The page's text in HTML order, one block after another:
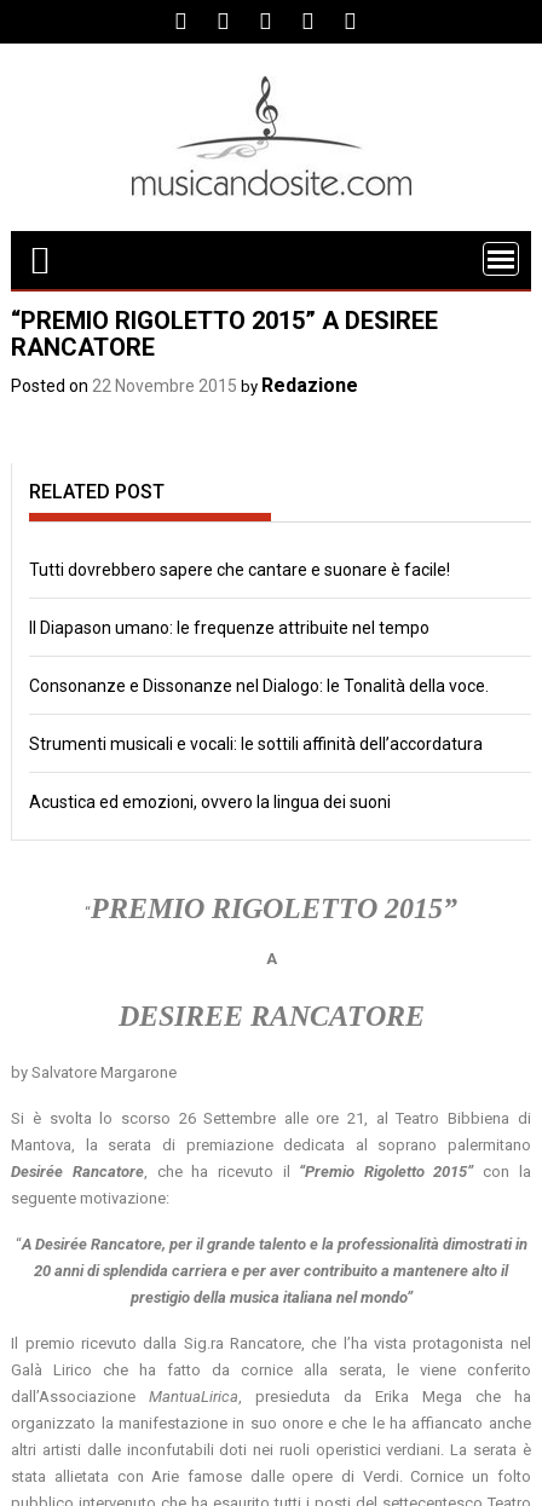
“PREMIO RIGOLETTO 2015” A DESIREE
RANCATORE
Posted on 22 Novembre 2015 by Redazione
RELATED POST
Tutti dovrebbero sapere che cantare e suonare è facile!
Il Diapason umano: le frequenze attribuite nel tempo
Consonanze e Dissonanze nel Dialogo: le Tonalità della voce.
Strumenti musicali e vocali: le sottili affinità dell’accordatura
Acustica ed emozioni, ovvero la lingua dei suoni
“PREMIO RIGOLETTO 2015”
A
DESIREE RANCATORE
by Salvatore Margarone
Si è svolta lo scorso 26 Settembre alle ore 21, al Teatro Bibbiena di
Mantova, la serata di premiazione dedicata al soprano palermitano
Desirée Rancatore, che ha ricevuto il “Premio Rigoletto 2015”con la
seguente motivazione:
“A Desirée Rancatore, per il grande talento e la professionalità dimostrati in
20 anni di splendida carriera e per aver contribuito a mantenere alto il
prestigio della musica italiana nel mondo”
Il premio ricevuto dalla Sig.ra Rancatore, che l’ha vista protagonista nel
Galà Lirico che ha fatto da cornice alla serata, le viene conferito
dall’AssociazioneMantuaLirica, presieduta da Erika Mega che ha
organizzato la manifestazione in suo onore e che le ha affiancato anche
altri artisti dalle inconfutabili doti nei ruoli operistici verdiani. La serata è
stata allietata con Arie famose dalle opere di Verdi. Cornice un folto